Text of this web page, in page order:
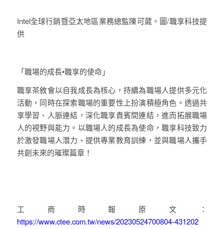
Intel全球行銷暨亞太地區業務總監陳可葳。圖/職享科技提
供
「職場的成長•職享的使命」
職享茶敘會以自我成長為核心，持續為職場人提供多元化
活動，同時在探索職場的重要性上扮演積極角色。透過共
享學習、人脈連結，深化職享貴賓間連結，進而拓展職場
人的視野與能力。以職場人的成長為使命，職享科技致力
於激發職場人潛力、提供專業教育訓練，並與職場人攜手
共創未來的璀璨篇章！
工商時報原文：
https://www.ctee.com.tw/news/20230524700804-431202